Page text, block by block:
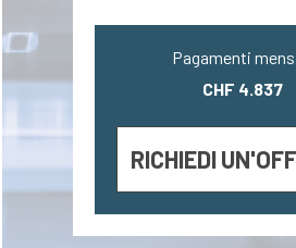
Pagamenti
CHF 4.837
RICHIEDI